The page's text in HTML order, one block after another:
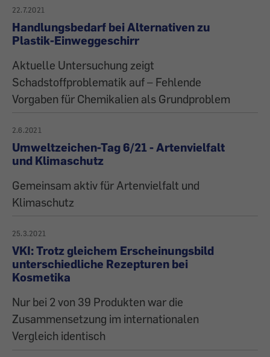
22.7.2021
Handlungsbedarf bei Alternativen zu
Plastik-Einweggeschirr
Aktuelle Untersuchung zeigt
Schadstoffproblematik auf – Fehlende
Vorgaben für Chemikalien als Grundproblem
2.6.2021
Umweltzeichen-Tag 6/21 - Artenvielfalt
und Klimaschutz
Gemeinsam aktiv für Artenvielfalt und
Klimaschutz
25.3.2021
VKI: Trotz gleichem Erscheinungsbild
unterschiedliche Rezepturen bei
Kosmetika
Nur bei 2 von 39 Produkten war die
Zusammensetzung im internationalen
Vergleich identisch